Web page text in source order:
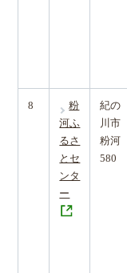
8
粉
河ふ
るさ
とセ
ンタ
ー
紀の
川市
粉河
580